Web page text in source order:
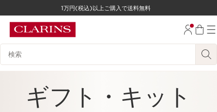
コンテンツへ移動
1万円(税込)以上ご購入で送料無料
検索候補
ギフト・キット